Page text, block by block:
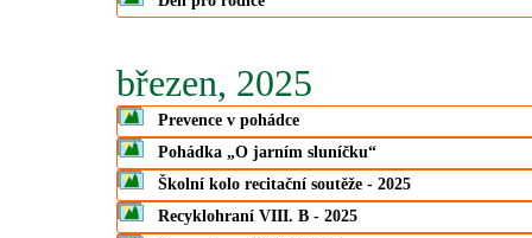
březen, 2025
Prevence v pohádce
Pohádka „O jarním sluníčku“
Školní kolo recitační soutěže - 2025
Recyklohraní VIII. B - 2025